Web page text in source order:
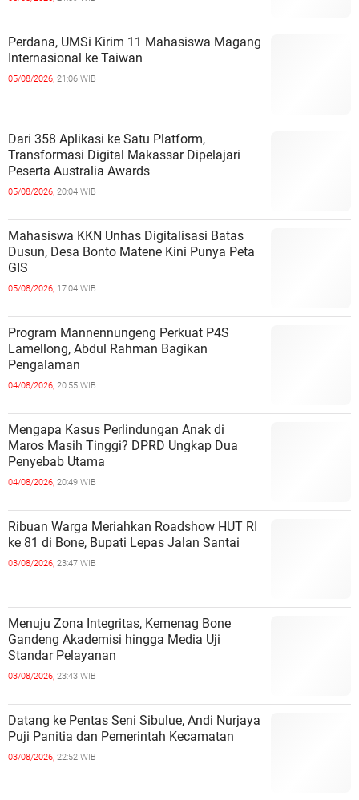
Perdana, UMSi Kirim 11 Mahasiswa Magang
Internasional ke Taiwan
05/08/2026, 21:06 WIB
Dari 358 Aplikasi ke Satu Platform,
Transformasi Digital Makassar Dipelajari
Peserta Australia Awards
05/08/2026, 20:04 WIB
Mahasiswa KKN Unhas Digitalisasi Batas
Dusun, Desa Bonto Matene Kini Punya Peta
GIS
05/08/2026, 17:04 WIB
Program Mannennungeng Perkuat P4S
Lamellong, Abdul Rahman Bagikan
Pengalaman
04/08/2026, 20:55 WIB
Mengapa Kasus Perlindungan Anak di
Maros Masih Tinggi? DPRD Ungkap Dua
Penyebab Utama
04/08/2026, 20:49 WIB
Ribuan Warga Meriahkan Roadshow HUT RI
ke 81 di Bone, Bupati Lepas Jalan Santai
03/08/2026, 23:47 WIB
Menuju Zona Integritas, Kemenag Bone
Gandeng Akademisi hingga Media Uji
Standar Pelayanan
03/08/2026, 23:43 WIB
Datang ke Pentas Seni Sibulue, Andi Nurjaya
Puji Panitia dan Pemerintah Kecamatan
03/08/2026, 22:52 WIB